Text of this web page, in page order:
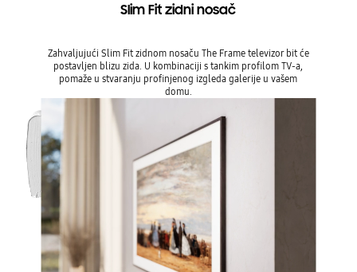
Slim Fit zidni nosač
Zahvaljujući Slim Fit zidnom nosaču The Frame televizor bit će
postavljen blizu zida. U kombinaciji s tankim profilom TV-a,
pomaže u stvaranju profinjenog izgleda galerije u vašem
domu.